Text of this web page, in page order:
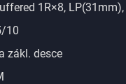
1R×8, LP(31mm),
10
zákl. desce